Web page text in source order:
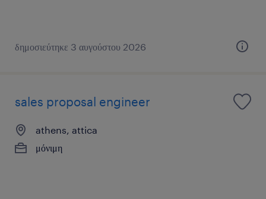
δημοσιεύτηκε 3 αυγούστου 2026
sales proposal engineer
athens, attica
μόνιμη